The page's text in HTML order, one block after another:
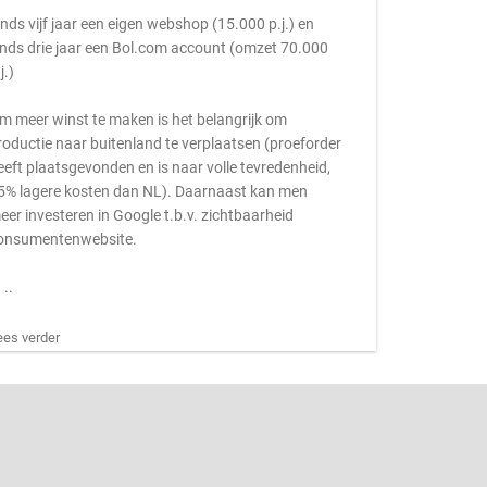
vijf jaar een eigen webshop (15.000 p.j.) en
drie jaar een Bol.com account (omzet 70.000
meer winst te maken is het belangrijk om
naar buitenland te verplaatsen (proeforder
plaatsgevonden en is naar volle tevredenheid,
lagere kosten dan NL). Daarnaast kan men
investeren in Google t.b.v. zichtbaarheid
..
verder